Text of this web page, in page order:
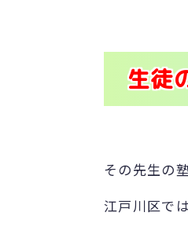
生徒
その先生の
江戸川区で